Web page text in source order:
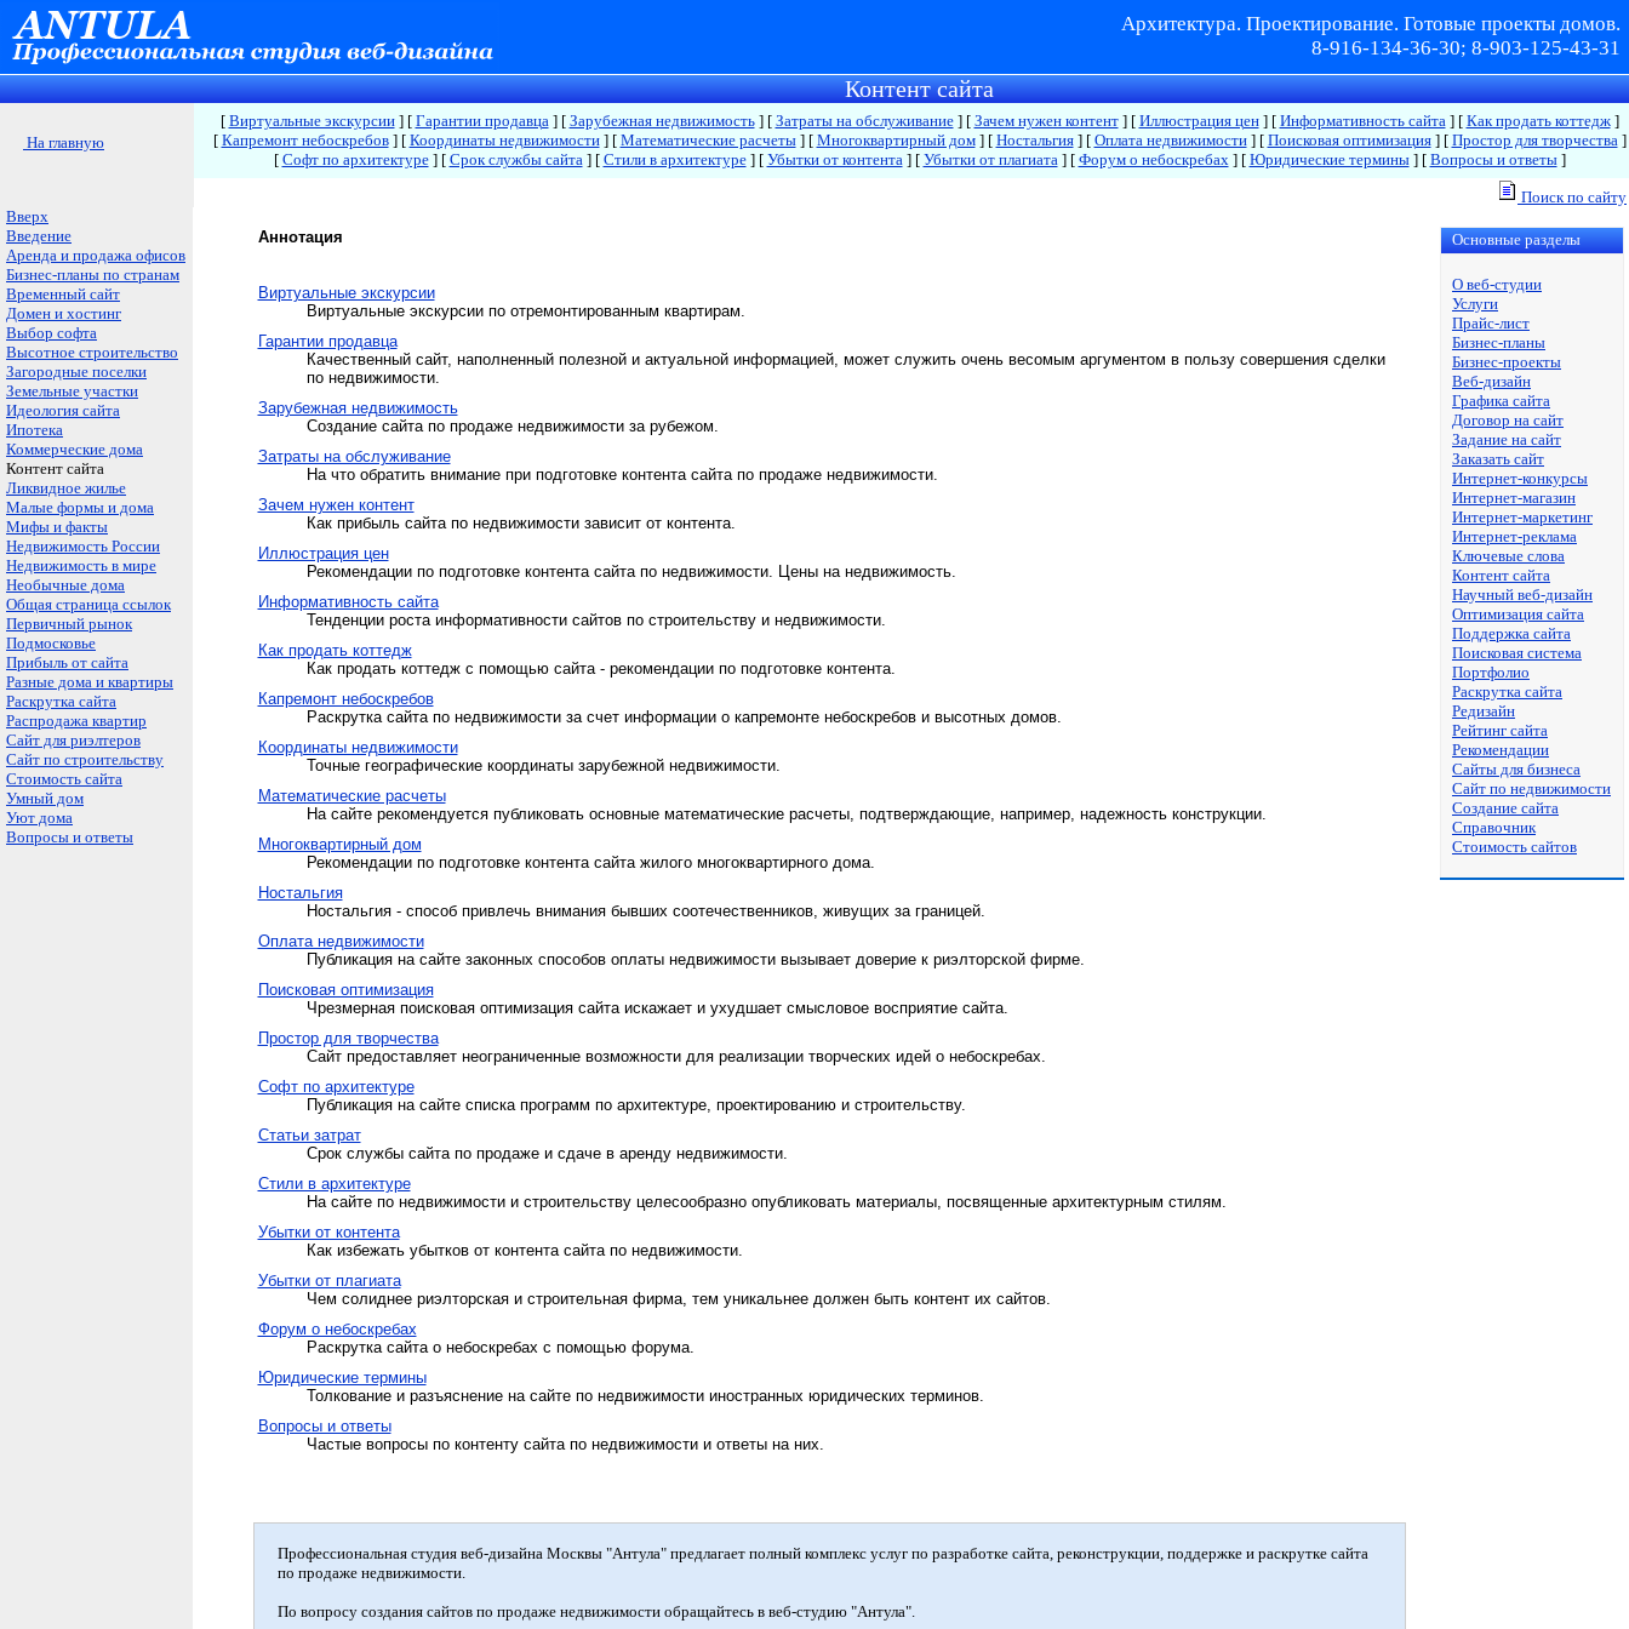
Архитектура. Проектирование. Готовые проекты домов.
8-916-134-36-30; 8-903-125-43-31
Контент сайта
На главную
[ Виртуальные экскурсии] [ Гарантии продавца] [ Зарубежная недвижимость] [ Затраты на обслуживание] [ Зачем нужен контент] [ Иллюстрация цен] [ Информативность сайта] [ Как продать коттедж]
[ Капремонт небоскребов] [ Координаты недвижимости] [ Математические расчеты] [ Многоквартирный дом] [ Ностальгия] [ Оплата недвижимости] [ Поисковая оптимизация] [ Простор для творчества]
[ Софт по архитектуре] [ Срок службы сайта] [ Стили в архитектуре] [ Убытки от контента] [ Убытки от плагиата] [ Форум о небоскребах] [ Юридические термины] [ Вопросы и ответы]
Поиск по сайту
Вверх
Введение
Аренда и продажа офисов
Бизнес-планы по странам
Временный сайт
Домен и хостинг
Выбор софта
Высотное строительство
Загородные поселки
Земельные участки
Идеология сайта
Ипотека
Коммерческие дома
Контент сайта
Ликвидное жилье
Малые формы и дома
Мифы и факты
Недвижимость России
Недвижимость в мире
Необычные дома
Общая страница ссылок
Первичный рынок
Подмосковье
Прибыль от сайта
Разные дома и квартиры
Раскрутка сайта
Распродажа квартир
Сайт для риэлтеров
Сайт по строительству
Стоимость сайта
Умный дом
Уют дома
Вопросы и ответы
Аннотация
Виртуальные экскурсии
Виртуальные экскурсии по отремонтированным квартирам.
Гарантии продавца
Качественный сайт, наполненный полезной и актуальной информацией, может служить очень весомым аргументом в пользу совершения сделки
по недвижимости.
Зарубежная недвижимость
Создание сайта по продаже недвижимости за рубежом.
Затраты на обслуживание
На что обратить внимание при подготовке контента сайта по продаже недвижимости.
Зачем нужен контент
Как прибыль сайта по недвижимости зависит от контента.
Иллюстрация цен
Рекомендации по подготовке контента сайта по недвижимости. Цены на недвижимость.
Информативность сайта
Тенденции роста информативности сайтов по строительству и недвижимости.
Как продать коттедж
Как продать коттедж с помощью сайта - рекомендации по подготовке контента.
Капремонт небоскребов
Раскрутка сайта по недвижимости за счет информации о капремонте небоскребов и высотных домов.
Координаты недвижимости
Точные географические координаты зарубежной недвижимости.
Математические расчеты
На сайте рекомендуется публиковать основные математические расчеты, подтверждающие, например, надежность конструкции.
Многоквартирный дом
Рекомендации по подготовке контента сайта жилого многоквартирного дома.
Ностальгия
Ностальгия - способ привлечь внимания бывших соотечественников, живущих за границей.
Оплата недвижимости
Публикация на сайте законных способов оплаты недвижимости вызывает доверие к риэлторской фирме.
Поисковая оптимизация
Чрезмерная поисковая оптимизация сайта искажает и ухудшает смысловое восприятие сайта.
Простор для творчества
Сайт предоставляет неограниченные возможности для реализации творческих идей о небоскребах.
Софт по архитектуре
Публикация на сайте списка программ по архитектуре, проектированию и строительству.
Статьи затрат
Срок службы сайта по продаже и сдаче в аренду недвижимости.
Стили в архитектуре
На сайте по недвижимости и строительству целесообразно опубликовать материалы, посвященные архитектурным стилям.
Убытки от контента
Как избежать убытков от контента сайта по недвижимости.
Убытки от плагиата
Чем солиднее риэлторская и строительная фирма, тем уникальнее должен быть контент их сайтов.
Форум о небоскребах
Раскрутка сайта о небоскребах с помощью форума.
Юридические термины
Толкование и разъяснение на сайте по недвижимости иностранных юридических терминов.
Вопросы и ответы
Частые вопросы по контенту сайта по недвижимости и ответы на них.
Профессиональная студия веб-дизайна Москвы "Антула" предлагает полный комплекс услуг по разработке сайта, реконструкции, поддержке и раскрутке сайта
по продаже недвижимости.
По вопросу создания сайтов по продаже недвижимости обращайтесь в веб-студию "Антула".
Основные разделы
О веб-студии
Услуги
Прайс-лист
Бизнес-планы
Бизнес-проекты
Веб-дизайн
Графика сайта
Договор на сайт
Задание на сайт
Заказать сайт
Интернет-конкурсы
Интернет-магазин
Интернет-маркетинг
Интернет-реклама
Ключевые слова
Контент сайта
Научный веб-дизайн
Оптимизация сайта
Поддержка сайта
Поисковая система
Портфолио
Раскрутка сайта
Редизайн
Рейтинг сайта
Рекомендации
Сайты для бизнеса
Сайт по недвижимости
Создание сайта
Справочник
Стоимость сайтов